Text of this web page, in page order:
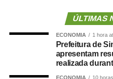
candidato do Novo ao
sua pré-candidatura para
partido e o PL.
A composição da chapa
ÚLTIMAS
ECONOMIA 1 hora
Prefeitura de
apresentam
realizada
ECONOMIA 10